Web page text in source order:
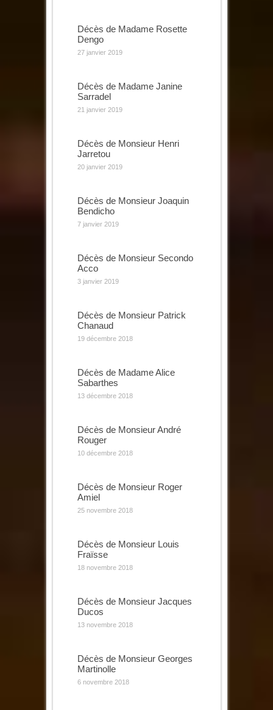
Décès de Madame Rosette
Dengo
27 janvier 2019
Décès de Madame Janine
Sarradel
21 janvier 2019
Décès de Monsieur Henri
Jarretou
20 janvier 2019
Décès de Monsieur Joaquin
Bendicho
7 janvier 2019
Décès de Monsieur Secondo
Acco
3 janvier 2019
Décès de Monsieur Patrick
Chanaud
19 décembre 2018
Décès de Madame Alice
Sabarthes
13 décembre 2018
Décès de Monsieur André
Rouger
10 décembre 2018
Décès de Monsieur Roger
Amiel
25 novembre 2018
Décès de Monsieur Louis
Fraïsse
18 novembre 2018
Décès de Monsieur Jacques
Ducos
13 novembre 2018
Décès de Monsieur Georges
Martinolle
6 novembre 2018